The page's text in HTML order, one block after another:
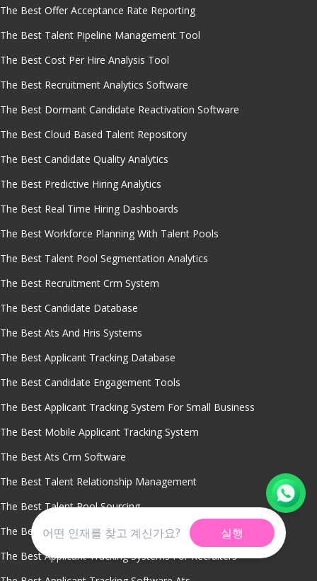
실행
The Best Offer Acceptance Rate Reporting
The Best Talent Pipeline Management Tool
The Best Cost Per Hire Analysis Tool
The Best Recruitment Analytics Software
The Best Dormant Candidate Reactivation Software
The Best Cloud Based Talent Repository
The Best Candidate Quality Analytics
The Best Predictive Hiring Analytics
The Best Real Time Hiring Dashboards
The Best Workforce Planning With Talent Pools
The Best Talent Pool Segmentation Analytics
The Best Recruitment Crm System
The Best Candidate Database
The Best Ats And Hris Systems
The Best Applicant Tracking Database
The Best Candidate Engagement Tools
The Best Applicant Tracking System For Small Business
The Best Mobile Applicant Tracking System
The Best Ats Crm Software
The Best Talent Relationship Management
The Best Talent Pool Sourcing
The Best Applicant Tracking System Dashboard
The Best Applicant Tracking Systems For Recruiters